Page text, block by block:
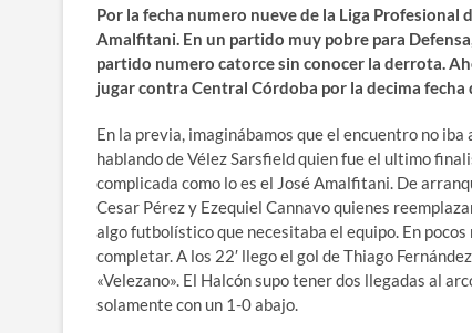
Por la fecha numero nueve de la Liga Profesional
Amalfitani. En un partido muy pobre para
partido numero catorce sin conocer la derrota.
jugar contra Central Córdoba por la decima fecha
En la previa, imaginábamos que el encuentro no
hablando de Vélez Sarsfield quien fue el ultimo
complicada como lo es el José Amalfitani. De
Cesar Pérez y Ezequiel Cannavo quienes
algo futbolístico que necesitaba el equipo. En
completar. A los 22′ llego el gol de Thiago
«Velezano». El Halcón supo tener dos llegadas al
solamente con un 1-0 abajo.